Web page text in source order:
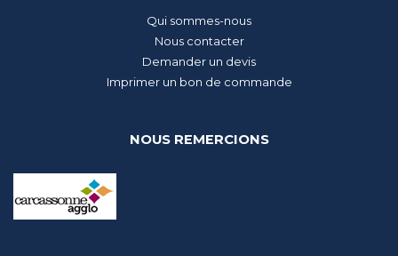
Qui sommes-nous
Nous contacter
Demander un devis
Imprimer un bon de commande
NOUS REMERCIONS